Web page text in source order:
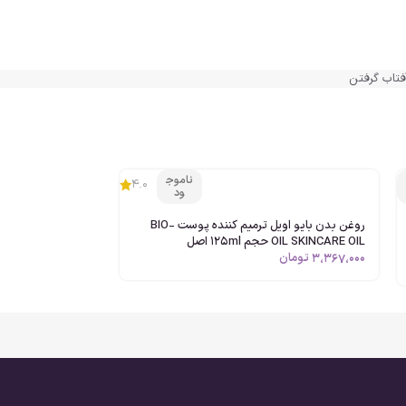
گرفتن
ناموج
ود 4.0
روغن بدن بایو اویل ترمیم کننده پوست BIO-
OIL SKINCARE OIL حجم 125ml اصل
3،367،000 تومان